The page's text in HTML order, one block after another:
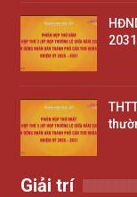
Giải trí